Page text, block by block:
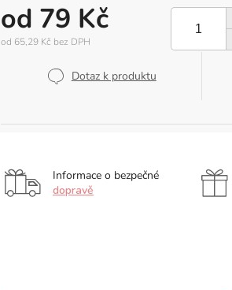
od 79 Kč
od 65,29 Kč bez DPH
Dotaz k produktu
Informace o bezpečné
dopravě